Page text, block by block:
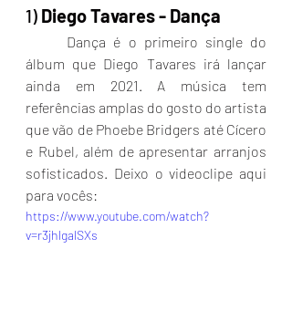
1) Diego Tavares - Dança
álbum que Diego Tavares irá lançar
ainda em 2021. A música tem
referências amplas do gosto do artista
que vão de Phoebe Bridgers até Cícero
e Rubel, além de apresentar arranjos
sofisticados. Deixo o videoclipe aqui
para vocês:
https://www.youtube.com/watch?
v=r3jhlgalSXs